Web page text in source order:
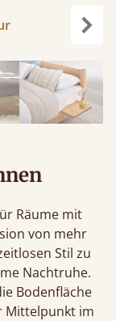
Räume mit
von mehr
Stil zu
Nachtruhe.
Bodenfläche
Mittelpunkt im